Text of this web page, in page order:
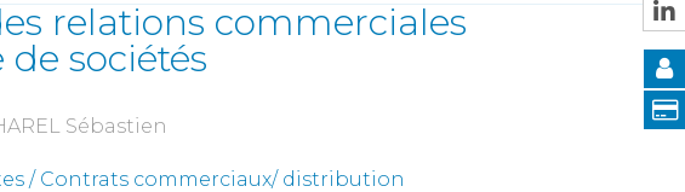
relations commerciales
sociétés
Sébastien
/ Contrats commerciaux/ distribution